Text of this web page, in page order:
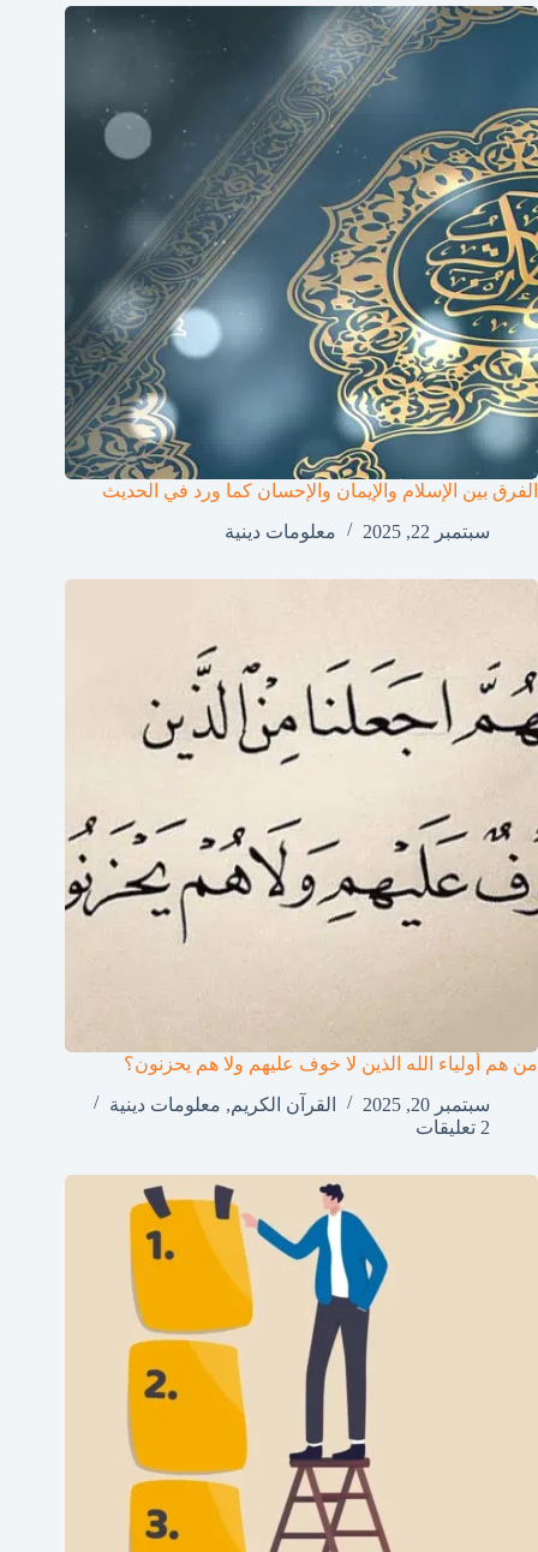
الفرق بين الإسلام والإيمان والإحسان كما ورد في الحديث
سبتمبر 22, 2025
معلومات دينية
من هم أولياء الله الذين لا خوف عليهم ولا هم يحزنون؟
سبتمبر 20, 2025
القرآن الكريم, معلومات دينية
2 تعليقات